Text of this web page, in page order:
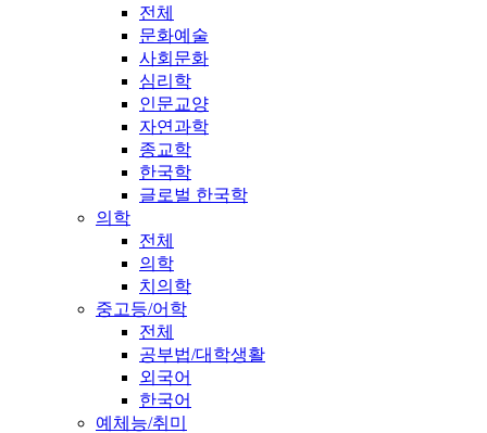
전체
문화예술
사회문화
심리학
인문교양
자연과학
종교학
한국학
글로벌 한국학
의학
전체
의학
치의학
중고등/어학
전체
공부법/대학생활
외국어
한국어
예체능/취미